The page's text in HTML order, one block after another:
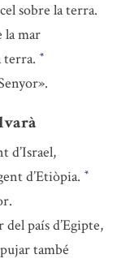
sobre la terra.
la mar
terra. *
d’Israel,
d’Etiòpia. *
país d’Egipte,
també